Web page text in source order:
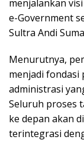
menjalankan
e-Government
Sultra Andi
Menurutnya,
menjadi fondasi
administrasi
Seluruh proses
ke depan akan
terintegrasi